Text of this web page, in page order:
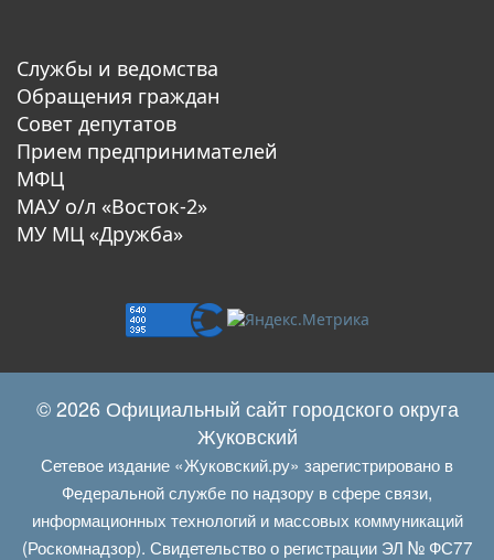
Службы и ведомства
Обращения граждан
Совет депутатов
Прием предпринимателей
МФЦ
МАУ о/л «Восток-2»
МУ МЦ «Дружба»
© 2026 Официальный сайт городского округа
Жуковский
Сетевое издание «Жуковский.ру» зарегистрировано в
Федеральной службе по надзору в сфере связи,
информационных технологий и массовых коммуникаций
(Роскомнадзор). Свидетельство о регистрации ЭЛ № ФС77